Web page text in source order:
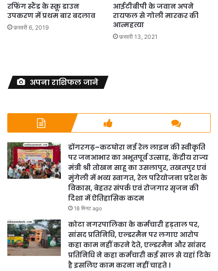
रफिंग स्टैंड के स्क्रू डाउन
उपकरण में प्रथम बार बदलाव
फ़रवरी 6, 2019
आईटीबीपी के जवान अपने
रायफल से गोली मारकर की
आत्महत्या
फ़रवरी 13, 2021
अपना राशिफल जाने
डोंगरगढ़–कटघोरा नई रेल लाइन की स्वीकृति
पर जनआभार का अभूतपूर्व उत्साह, केंद्रीय राज्य
मंत्री श्री तोखन साहू का उसलापुर, तखतपुर एवं
मुंगेली में भव्य स्वागत, रेल परियोजना प्रदेश के
विकास, बेहतर संपर्क एवं रोजगार सृजन की
दिशा में ऐतिहासिक कदम
18 मिनट ago
कोटा नगरपालिका के कर्मचारी हड़ताल पर,
सांसद प्रतिनिधि, एल्डरमैन पर लगाए आरोप
कहा काम नहीं करने देते, एल्डरमैन और सांसद
प्रतिनिधि ने कहा कर्मचारी कई साल से यहां टिके
है इसलिए काम करना नहीं चाहते ।